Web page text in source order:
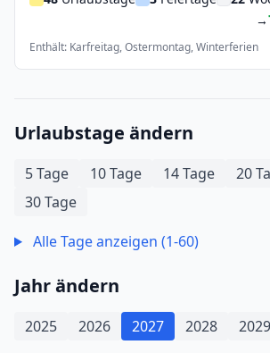
→
Enthält: Karfreitag, Ostermontag, Winterferien
Urlaubstage ändern
5 Tage 10 Tage 14 Tage 20
30 Tage
Alle Tage anzeigen (1-60)
Jahr ändern
2025 2026 2027 2028 2029